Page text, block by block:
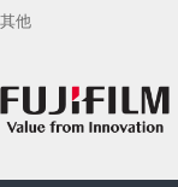
其他